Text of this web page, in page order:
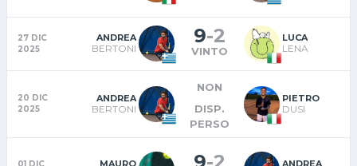
27 DIC
2025
ANDREA
BERTONI
9-2
VINTO
LUCA
LENA
20 DIC
2025
ANDREA
BERTONI
NON
DISP.
PERSO
PIETRO
DUSI
MAURO ANDREA